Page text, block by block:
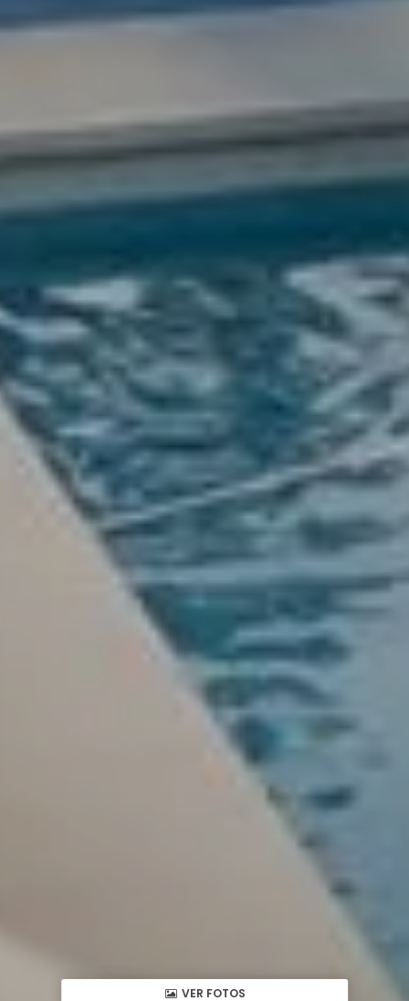
VER FOTOS